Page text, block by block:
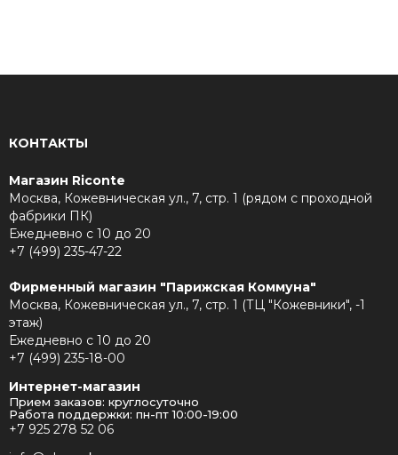
КОНТАКТЫ
Магазин Riconte
Москва, Кожевническая ул., 7, стр. 1 (рядом с проходной
фабрики ПК)
Ежедневно с 10 до 20
+7 (499) 235-47-22
Фирменный магазин "Парижская Коммуна"
Москва, Кожевническая ул., 7, стр. 1 (ТЦ "Кожевники", -1
этаж)
Ежедневно с 10 до 20
+7 (499) 235-18-00
Интернет-магазин
Прием заказов: круглосуточно
Работа поддержки: пн-пт 10:00-19:00
+7 925 278 52 06